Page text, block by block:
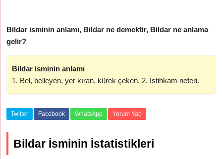
Bildar isminin anlamı, Bildar ne demektir, Bildar ne anlama
gelir?
Bildar isminin anlamı
1. Bel, belleyen, yer kıran, kürek çeken. 2. İstihkam neferi.
Twitter Facebook WhatsApp Yorum Yap
Bildar İsminin İstatistikleri